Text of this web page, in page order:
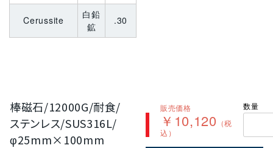
Cerussite
白鉛
鉱
.30
棒磁石/12000G/耐食/
ステンレス/SUS316L/
φ25mm×100mm
販売価格
￥10,120 （税
込）
数量